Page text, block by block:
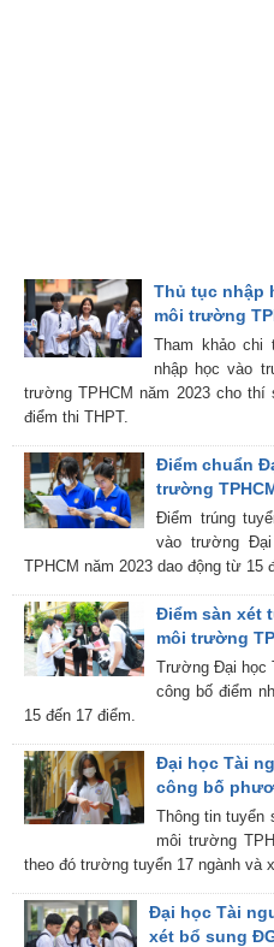
Thủ tục nhập
môi trường
Tham khảo
nhập học vào
trường TPHCM năm 2023 cho
điểm thi THPT.
Điểm chuẩn
trường
Điểm trúng
vào trường
TPHCM năm 2023 dao động từ 15
Điểm sàn xét
môi trường
Trường Đại học
công bố điểm
15 đến 17 điểm.
Đại học Tài
công bố
Thông tin tuyển
môi trường
theo đó trường tuyển 17 ngành và
Đại học Tài
xét bổ sung